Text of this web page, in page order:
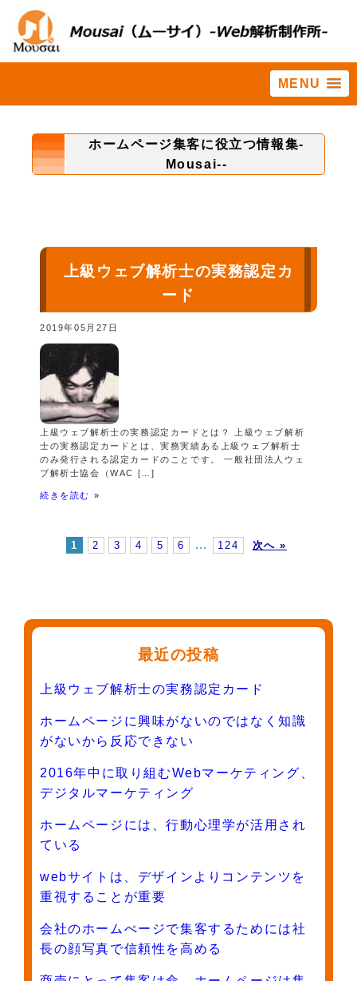
MENU
ホームページ集客に役立つ情報集-
Mousai--
上級ウェブ解析士の実務認定カ
ード
2019年05月27日
上級ウェブ解析士の実務認定カードとは？ 上級ウェブ解析
士の実務認定カードとは、実務実績ある上級ウェブ解析士
のみ発行される認定カードのことです。 一般社団法人ウェ
ブ解析士協会（WAC […]
続きを読む »
1 2 3 4 5 6 … 124 次へ »
最近の投稿
上級ウェブ解析士の実務認定カード
ホームページに興味がないのではなく知識
がないから反応できない
2016年中に取り組むWebマーケティング、
デジタルマーケティング
ホームページには、行動心理学が活用され
ている
webサイトは、デザインよりコンテンツを
重視することが重要
会社のホームぺージで集客するためには社
長の顔写真で信頼性を高める